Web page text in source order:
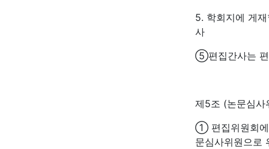
5. 학회지에 게
사
⑤편집간사는 편
제5조 (논문심사
① 편집위원회에
문심사위원으로